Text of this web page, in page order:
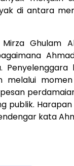
di antara
Ghulam
melalui
publik.
kata